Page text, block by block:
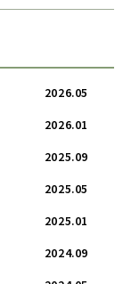
2026.05
2026.01
2025.09
2025.05
2025.01
2024.09